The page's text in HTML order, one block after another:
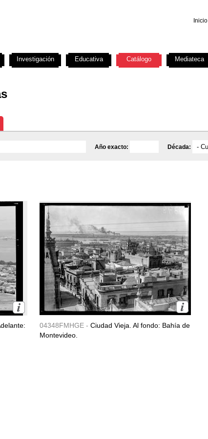
Inicio
Año exacto: Década:
04348FMHGE - Ciudad Vieja. Al fondo: Bahía de
Montevideo.
Investigación Educativa Catálogo Mediateca